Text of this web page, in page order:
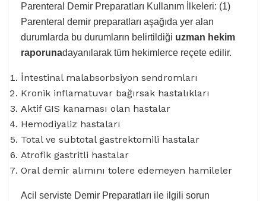
Parenteral Demir Preparatları Kullanım İlkeleri: (1)
Parenteral demir preparatları aşağıda yer alan
durumlarda bu durumların belirtildiği uzman hekim
raporunadayanılarak tüm hekimlerce reçete edilir.
İntestinal malabsorbsiyon sendromları
Kronik inflamatuvar bağırsak hastalıkları
Aktif GIS kanaması olan hastalar
Hemodiyaliz hastaları
Total ve subtotal gastrektomili hastalar
Atrofik gastritli hastalar
Oral demir alımını tolere edemeyen hamileler
Acil serviste Demir Preparatları ile ilgili sorun